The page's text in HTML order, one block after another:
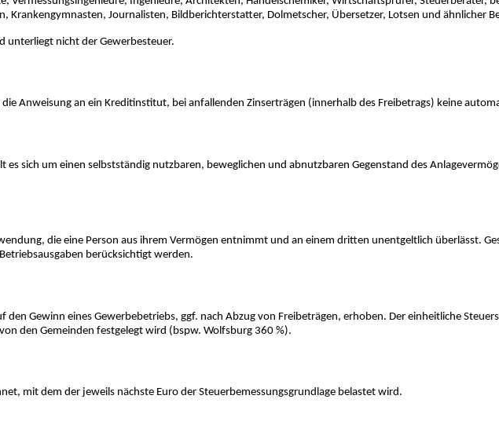
Krankengymnasten, Journalisten, Bildberichterstatter, Dolmetscher, Übersetzer, Lotsen und ähnlicher
unterliegt nicht der Gewerbesteuer.
Anweisung an ein Kreditinstitut, bei anfallenden Zinserträgen (innerhalb des Freibetrags) keine
sich um einen selbstständig nutzbaren, beweglichen und abnutzbaren Gegenstand des
die eine Person aus ihrem Vermögen entnimmt und an einem dritten unentgeltlich überlässt.
berücksichtigt werden.
den Gewinn eines Gewerbebetriebs, ggf. nach Abzug von Freibeträgen, erhoben. Der einheitliche
den Gemeinden festgelegt wird (bspw. Wolfsburg 360 %).
mit dem der jeweils nächste Euro der Steuerbemessungsgrundlage belastet wird.